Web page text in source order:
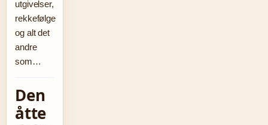
utgivelser,
rekkefølge
og alt det
andre
som…
Den
åtte